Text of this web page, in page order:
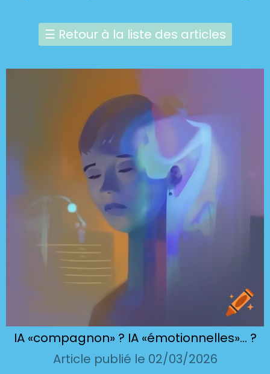
☰ Retour à la liste des articles
IA «compagnon» ? IA «émotionnelles»… ?
Article publié le 02/03/2026